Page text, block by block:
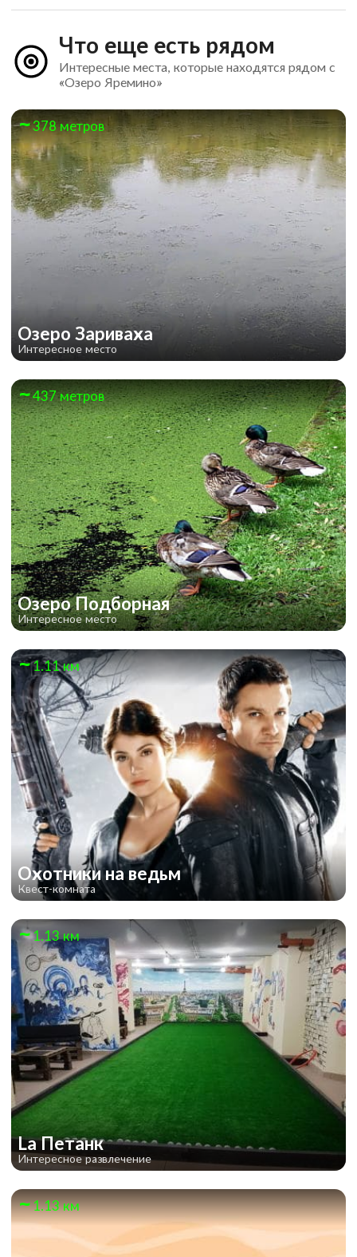
Что еще есть рядом
Интересные места, которые находятся рядом с
«Озеро Яремино»
378 метров
Озеро Зариваха
Интересное место
437 метров
Озеро Подборная
Интересное место
1.11 км
Охотники на ведьм
Квест-комната
1.13 км
La Петанк
Интересное развлечение
1.13 км